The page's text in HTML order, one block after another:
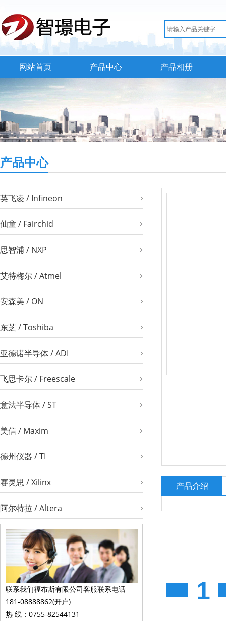
网站首页 产品中心 产品相册
产品中心
英飞凌 / Infineon
仙童 / Fairchid
思智浦 / NXP
艾特梅尔 / Atmel
安森美 / ON
东芝 / Toshiba
亚德诺半导体 / ADI
飞思卡尔 / Freescale
意法半导体 / ST
美信 / Maxim
德州仪器 / TI
赛灵思 / Xilinx
阿尔特拉 / Altera
联系我们福布斯有限公司客服联系电话
181-08888862(开户)
热 线：0755-82544131
产品介绍
1